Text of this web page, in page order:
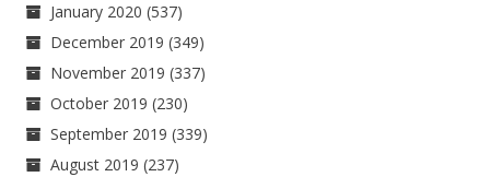
January 2020 (537)
December 2019 (349)
November 2019 (337)
October 2019 (230)
September 2019 (339)
August 2019 (237)